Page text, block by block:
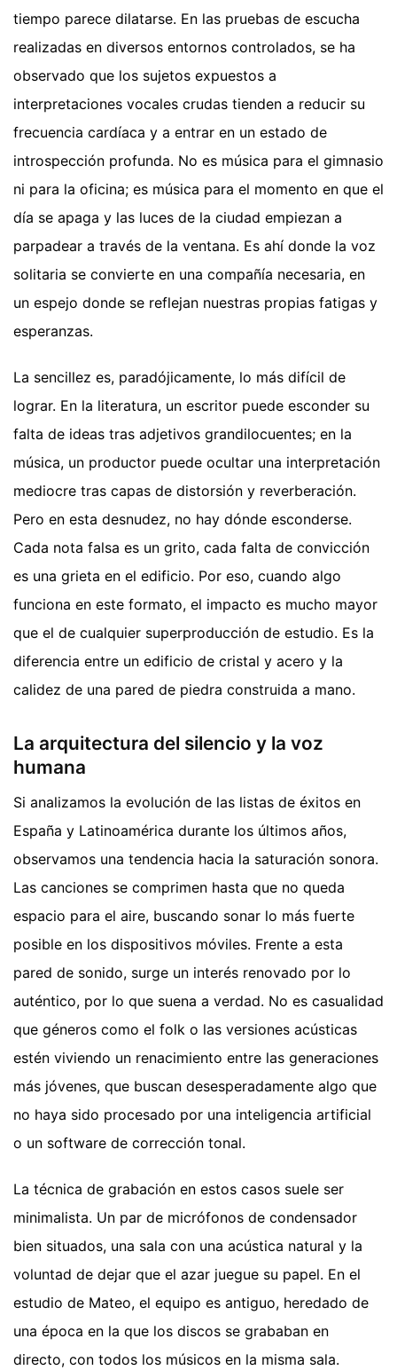
tiempo parece dilatarse. En las pruebas de escucha
realizadas en diversos entornos controlados, se ha
observado que los sujetos expuestos a
interpretaciones vocales crudas tienden a reducir su
frecuencia cardíaca y a entrar en un estado de
introspección profunda. No es música para el gimnasio
ni para la oficina; es música para el momento en que el
día se apaga y las luces de la ciudad empiezan a
parpadear a través de la ventana. Es ahí donde la voz
solitaria se convierte en una compañía necesaria, en
un espejo donde se reflejan nuestras propias fatigas y
esperanzas.
La sencillez es, paradójicamente, lo más difícil de
lograr. En la literatura, un escritor puede esconder su
falta de ideas tras adjetivos grandilocuentes; en la
música, un productor puede ocultar una interpretación
mediocre tras capas de distorsión y reverberación.
Pero en esta desnudez, no hay dónde esconderse.
Cada nota falsa es un grito, cada falta de convicción
es una grieta en el edificio. Por eso, cuando algo
funciona en este formato, el impacto es mucho mayor
que el de cualquier superproducción de estudio. Es la
diferencia entre un edificio de cristal y acero y la
calidez de una pared de piedra construida a mano.
La arquitectura del silencio y la voz
humana
Si analizamos la evolución de las listas de éxitos en
España y Latinoamérica durante los últimos años,
observamos una tendencia hacia la saturación sonora.
Las canciones se comprimen hasta que no queda
espacio para el aire, buscando sonar lo más fuerte
posible en los dispositivos móviles. Frente a esta
pared de sonido, surge un interés renovado por lo
auténtico, por lo que suena a verdad. No es casualidad
que géneros como el folk o las versiones acústicas
estén viviendo un renacimiento entre las generaciones
más jóvenes, que buscan desesperadamente algo que
no haya sido procesado por una inteligencia artificial
o un software de corrección tonal.
La técnica de grabación en estos casos suele ser
minimalista. Un par de micrófonos de condensador
bien situados, una sala con una acústica natural y la
voluntad de dejar que el azar juegue su papel. En el
estudio de Mateo, el equipo es antiguo, heredado de
una época en la que los discos se grababan en
directo, con todos los músicos en la misma sala.